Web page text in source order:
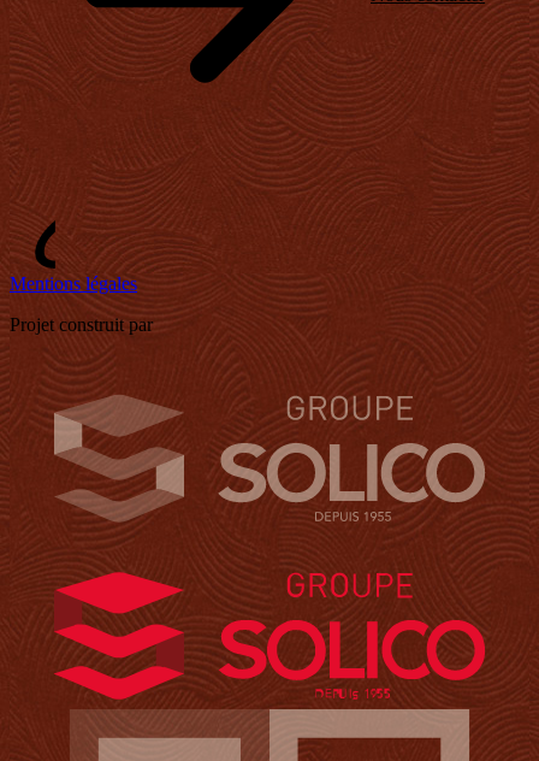
Mentions légales
Projet construit par